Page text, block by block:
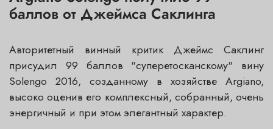
баллов от Джеймса Саклинга
Авторитетный винный критик Джеймс Саклинг
присудил 99 баллов "суперетосканскому" вину
Solengo 2016, созданному в хозяйстве Argiano,
высоко оценив его комплексный, собранный, очень
энергичный и при этом элегантный характер.